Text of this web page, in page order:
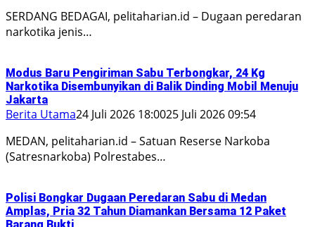
SERDANG BEDAGAI, pelitaharian.id – Dugaan peredaran
narkotika jenis…
Modus Baru Pengiriman Sabu Terbongkar, 24 Kg
Narkotika Disembunyikan di Balik Dinding Mobil Menuju
Jakarta
Berita Utama24 Juli 2026 18:0025 Juli 2026 09:54
MEDAN, pelitaharian.id – Satuan Reserse Narkoba
(Satresnarkoba) Polrestabes…
Polisi Bongkar Dugaan Peredaran Sabu di Medan
Amplas, Pria 32 Tahun Diamankan Bersama 12 Paket
Barang Bukti